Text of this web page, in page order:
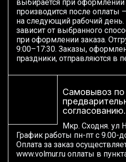
выбирается при оформлении
производится после оплаты
на следующий рабочий день.
зависит от выбранного
при оформлении заказа.
9:00–17:30. Заказы,
праздники, отправляются в
Самовывоз по
согласованию.
Мкр. Сходня. ул
График работы пн-пт с 9.00-
Оплата за заказ
www.volmur.ru оплаты в